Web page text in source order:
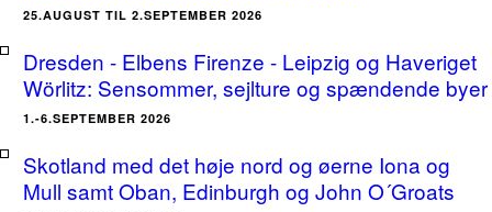
25.AUGUST TIL 2.SEPTEMBER 2026
Dresden - Elbens Firenze - Leipzig og Haveriget
Wörlitz: Sensommer, sejlture og spændende byer
1.-6.SEPTEMBER 2026
Skotland med det høje nord og øerne Iona og
Mull samt Oban, Edinburgh og John O´Groats